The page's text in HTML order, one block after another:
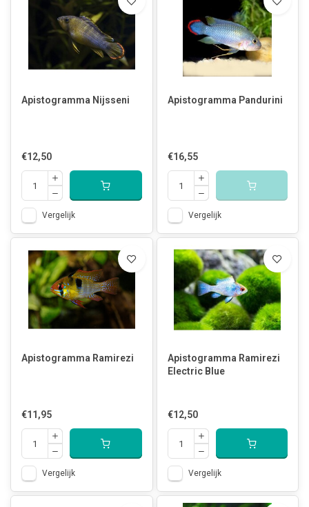
Apistogramma Nijsseni
€12,50
Vergelijk
Apistogramma Pandurini
€16,55
Vergelijk
Apistogramma Ramirezi
€11,95
Vergelijk
Apistogramma Ramirezi
Electric Blue
€12,50
Vergelijk